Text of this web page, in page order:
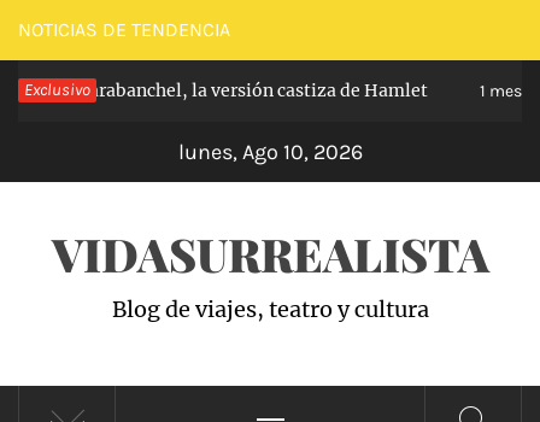
Saltar
al
contenido
NOTICIAS DE TENDENCIA
Exclusivo
de Carabanchel, la versión castiza de Hamlet 1 mes
lunes, Ago 10, 2026
VIDASURREALISTA
Blog de viajes, teatro y cultura